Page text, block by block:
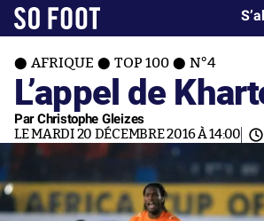
AFRIQUE TOP 100 N°4
L’appel de
Par Christophe Gleizes
LE MARDI 20 DÉCEMBRE 2016 À 14:00